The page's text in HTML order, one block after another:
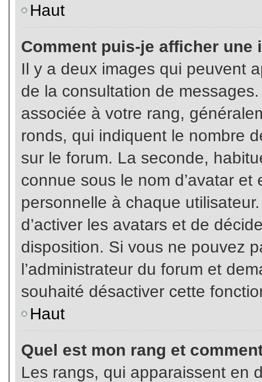
Haut
Comment puis-je afficher une
Il y a deux images qui peuvent
de la consultation de
associée à votre rang,
ronds, qui indiquent le nombre
sur le forum. La seconde,
connue sous le nom d’avatar
personnelle à chaque
d’activer les avatars et de
disposition. Si vous ne pouvez
l’administrateur du forum et
souhaité désactiver cette
Haut
Quel est mon rang et
Les rangs, qui apparaissent en